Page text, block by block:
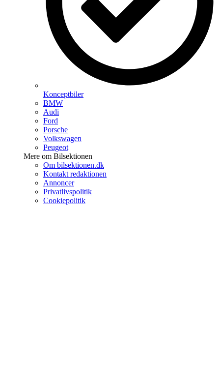
Konceptbiler
BMW
Audi
Ford
Porsche
Volkswagen
Peugeot
Mere om Bilsektionen
Om bilsektionen.dk
Kontakt redaktionen
Annoncer
Privatlivspolitik
Cookiepolitik